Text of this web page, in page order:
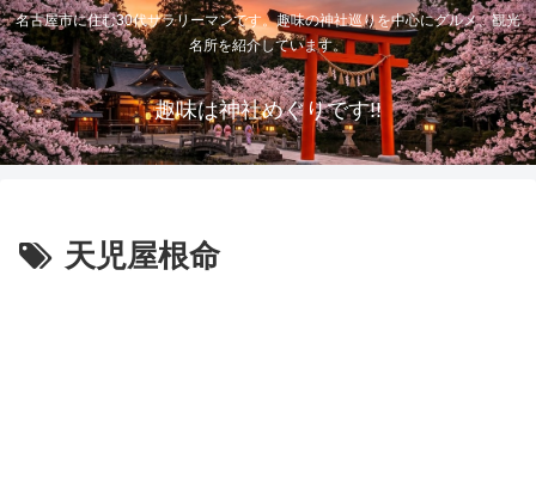
名古屋市に住む30代サラリーマンです。趣味の神社巡りを中心にグルメ、観光
名所を紹介しています。
趣味は神社めぐりです!!
天児屋根命